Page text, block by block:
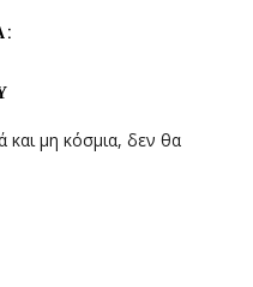
και μη κόσμια, δεν θα